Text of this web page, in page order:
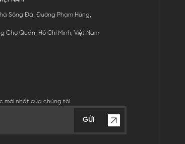
Sông Đà, Đường Phạm Hùng,
Chợ Quán, Hồ Chí Minh, Việt Nam
mới nhất của chúng tôi
GỬI